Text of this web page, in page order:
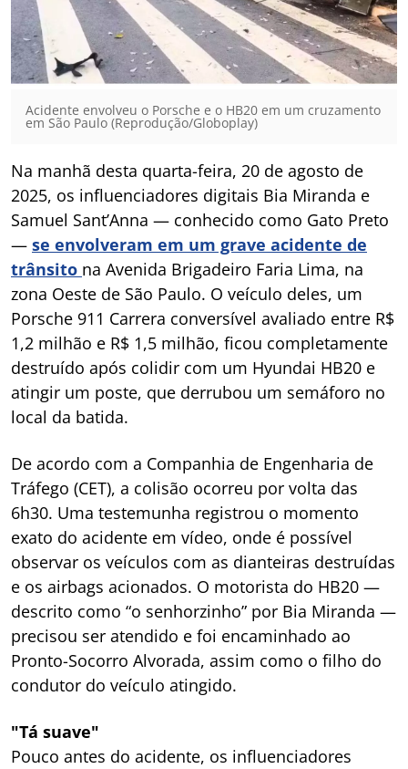
Acidente envolveu o Porsche e o HB20 em um cruzamento
em São Paulo (Reprodução/Globoplay)
Na manhã desta quarta-feira, 20 de agosto de
2025, os influenciadores digitais Bia Miranda e
Samuel Sant’Anna — conhecido como Gato Preto
— se envolveram em um grave acidente de
trânsito na Avenida Brigadeiro Faria Lima, na
zona Oeste de São Paulo. O veículo deles, um
Porsche 911 Carrera conversível avaliado entre R$
1,2 milhão e R$ 1,5 milhão, ficou completamente
destruído após colidir com um Hyundai HB20 e
atingir um poste, que derrubou um semáforo no
local da batida.
De acordo com a Companhia de Engenharia de
Tráfego (CET), a colisão ocorreu por volta das
6h30. Uma testemunha registrou o momento
exato do acidente em vídeo, onde é possível
observar os veículos com as dianteiras destruídas
e os airbags acionados. O motorista do HB20 —
descrito como “o senhorzinho” por Bia Miranda —
precisou ser atendido e foi encaminhado ao
Pronto-Socorro Alvorada, assim como o filho do
condutor do veículo atingido.
"Tá suave"
Pouco antes do acidente, os influenciadores